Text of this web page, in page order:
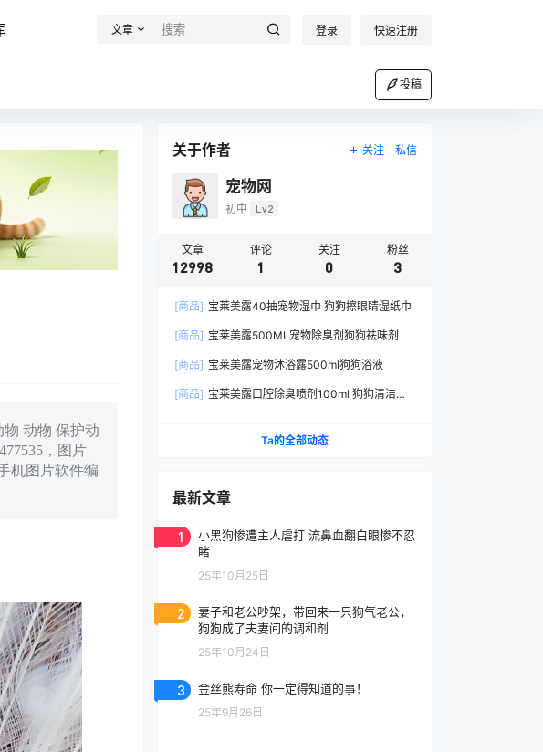
文章 登录 快速注册
投稿
动物 保护动
，图片
机图片软件编
关于作者 关注 私信
宠物网
初中 Lv2
文章
12998
评论
1
关注
0
粉丝
3
[商品] 宝莱美露40抽宠物湿巾 狗狗擦眼睛湿纸巾
[商品] 宝莱美露500ML宠物除臭剂狗狗祛味剂
[商品] 宝莱美露宠物沐浴露500ml狗狗浴液
[商品] 宝莱美露口腔除臭喷剂100ml 狗狗清洁口
Ta的全部动态
最新文章
1
小黑狗惨遭主人虐打 流鼻血翻白眼惨不忍
睹
25年10月25日
2
妻子和老公吵架，带回来一只狗气老公，
狗狗成了夫妻间的调和剂
25年10月24日
3 金丝熊寿命 你一定得知道的事！
25年9月26日